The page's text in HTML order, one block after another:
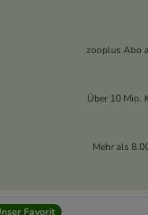
zooplus Abo
Über 10 Mio.
Mehr als
Favorit